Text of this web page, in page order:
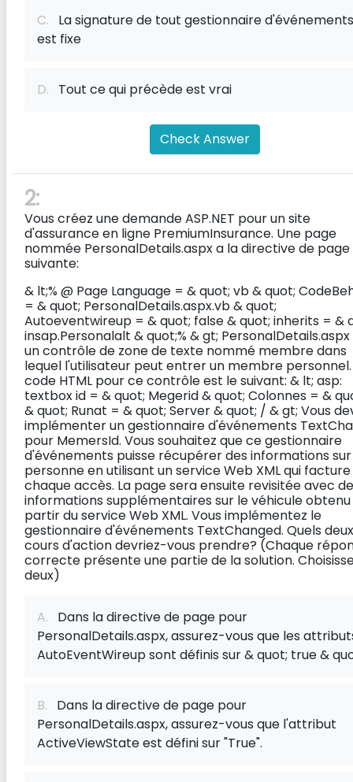
C. La signature de tout gestionnaire d'événements
est fixe
D. Tout ce qui précède est vrai
Check Answer
2:
Vous créez une demande ASP.NET pour un site
d'assurance en ligne PremiumInsurance. Une page
nommée PersonalDetails.aspx a la directive de page
suivante:
& lt;% @ Page Language = & quot; vb & quot;
= & quot; PersonalDetails.aspx.vb & quot;
Autoeventwireup = & quot; false & quot; inherits = &
insap.Personalalt & quot;% & gt;
un contrôle de zone de texte nommé membre dans
lequel l'utilisateur peut entrer un membre personnel.
code HTML pour ce contrôle est le suivant: & lt; asp:
textbox id = & quot; Megerid & quot; Colonnes = &
& quot; Runat = & quot; Server & quot; / & gt; Vous
implémenter un gestionnaire d'événements
pour MemersId. Vous souhaitez que ce gestionnaire
d'événements puisse récupérer des informations
personne en utilisant un service Web XML qui
chaque accès. La page sera ensuite revisitée avec
informations supplémentaires sur le véhicule
partir du service Web XML. Vous implémentez le
gestionnaire d'événements TextChanged. Quels deux
cours d'action devriez-vous prendre? (Chaque
correcte présente une partie de la solution.
deux)
A. Dans la directive de page pour
PersonalDetails.aspx, assurez-vous que les
AutoEventWireup sont définis sur & quot; true &
B. Dans la directive de page pour
PersonalDetails.aspx, assurez-vous que l'attribut
ActiveViewState est défini sur "True".